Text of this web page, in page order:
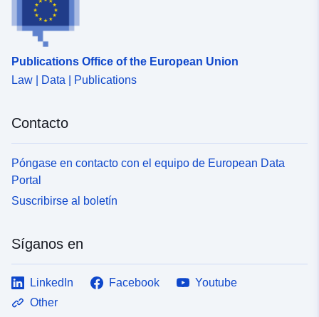
Publications Office of the European Union
Law | Data | Publications
Contacto
Póngase en contacto con el equipo de European Data
Portal
Suscribirse al boletín
Síganos en
LinkedIn Facebook
Youtube
Other